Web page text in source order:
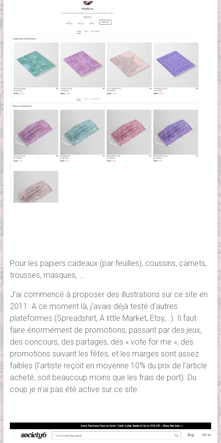
.
.
Pour les papiers cadeaux (par feuilles), coussins, carnets,
trousses, masques, …
J’ai commencé à proposer des illustrations sur ce site en
2011. A ce moment là, j’avais déjà testé d’autres
plateformes (Spreadshirt, A little Market, Etsy,…). Il faut
faire énormément de promotions, passant par des jeux,
des concours, des partages, des « vote for me », des
promotions suivant les fêtes, et les marges sont assez
faibles (l’artiste reçoit en moyenne 10% du prix de l’article
acheté, soit beaucoup moins que les frais de port). Du
coup je n’ai pas été active sur ce site.
.